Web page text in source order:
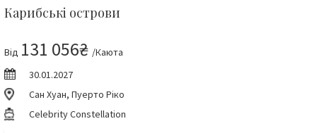
Карибські острови
Від 131 056₴ /Каюта
30.01.2027
Сан Хуан, Пуерто Ріко
Celebrity Constellation